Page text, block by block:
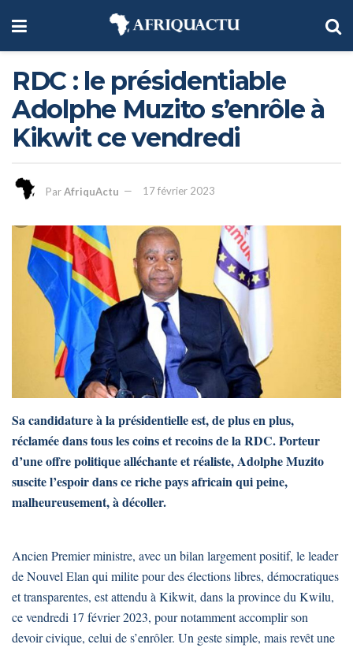
RDC : le présidentiable
Adolphe Muzito s’enrôle à
Kikwit ce vendredi
ParAfriquActu 17 février 2023
Sa candidature à la présidentielle est, de plus en plus,
réclamée dans tous les coins et recoins de la RDC. Porteur
d’une offre politique alléchante et réaliste, Adolphe Muzito
suscite l’espoir dans ce riche pays africain qui peine,
malheureusement, à décoller.
Ancien Premier ministre, avec un bilan largement positif, le leader
de Nouvel Elan qui milite pour des élections libres, démocratiques
et transparentes, est attendu à Kikwit, dans la province du Kwilu,
ce vendredi 17 février 2023, pour notamment accomplir son
devoir civique, celui de s’enrôler. Un geste simple, mais revêt une